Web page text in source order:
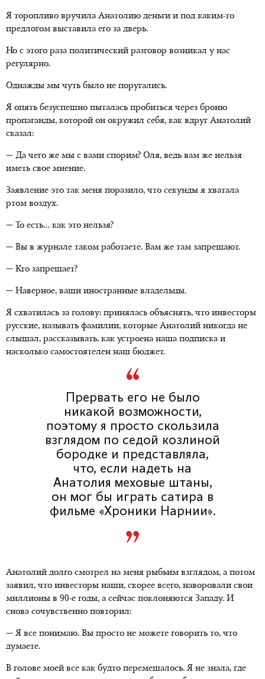
Я торопливо вручила Анатолию деньги и под каким-то
предлогом выставила его за дверь.
Но с этого раза политический разговор возникал у нас
регулярно.
Однажды мы чуть было не поругались.
Я опять безуспешно пыталась пробиться через броню
пропаганды, которой он окружил себя, как вдруг Анатолий
сказал:
— Да чего же мы с вами спорим? Оля, ведь вам же нельзя
иметь свое мнение.
Заявление это так меня поразило, что секунды я хватала
ртом воздух.
— То есть… как это нельзя?
— Вы в журнале таком работаете. Вам же там запрещают.
— Кто запрещает?
— Наверное, ваши иностранные владельцы.
Я схватилась за голову: принялась объяснять, что инвесторы
русские, называть фамилии, которые Анатолий никогда не
слышал, рассказывать, как устроена наша подписка и
насколько самостоятелен наш бюджет.
Прервать его не было
никакой возможности,
поэтому я просто скользила
взглядом по седой козлиной
бородке и представляла,
что, если надеть на
Анатолия меховые штаны,
он мог бы играть сатира в
фильме «Хроники Нарнии».
Анатолий долго смотрел на меня рыбьим взглядом, а потом
заявил, что инвесторы наши, скорее всего, наворовали свои
миллионы в 90-е годы, а сейчас поклоняются Западу. И
снова сочувственно повторил:
— Я все понимаю. Вы просто не можете говорить то, что
думаете.
В голове моей все как будто перемешалось. Я не знала, где